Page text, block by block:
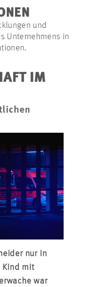
und
Unternehmens in
IM
nur in
Kind mit
war